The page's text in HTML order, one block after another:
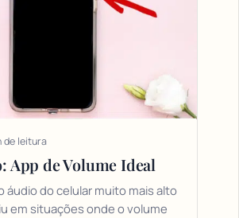
de leitura
App de Volume Ideal
áudio do celular muito mais alto
em situações onde o volume